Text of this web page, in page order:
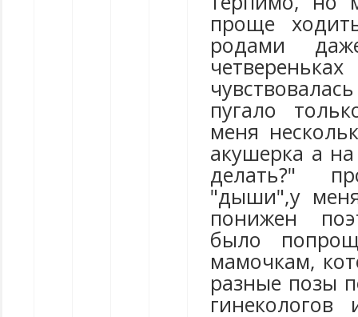
проще
родами
пугало
меня
акушерка а
делать?"
"дыши",у
понижен
было
мамочкам,
разные позы